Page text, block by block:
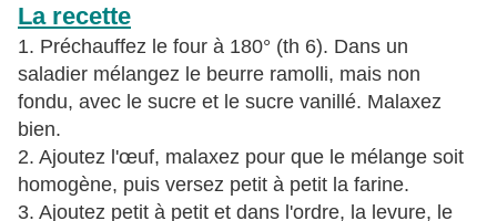
La recette
1. Préchauffez le four à 180° (th 6). Dans un
saladier mélangez le beurre ramolli, mais non
fondu, avec le sucre et le sucre vanillé. Malaxez
bien.
2. Ajoutez l'œuf, malaxez pour que le mélange soit
homogène, puis versez petit à petit la farine.
3. Ajoutez petit à petit et dans l'ordre, la levure, le